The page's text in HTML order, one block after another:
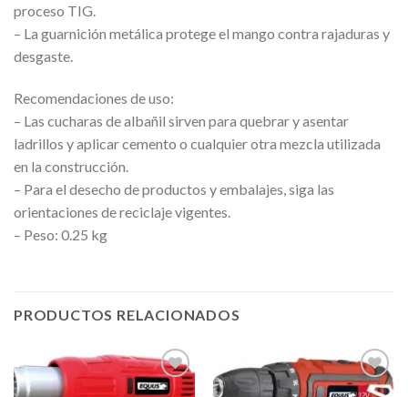
proceso TIG.
– La guarnición metálica protege el mango contra rajaduras y
desgaste.
Recomendaciones de uso:
– Las cucharas de albañil sirven para quebrar y asentar
ladrillos y aplicar cemento o cualquier otra mezcla utilizada
en la construcción.
– Para el desecho de productos y embalajes, siga las
orientaciones de reciclaje vigentes.
– Peso: 0.25 kg
PRODUCTOS RELACIONADOS